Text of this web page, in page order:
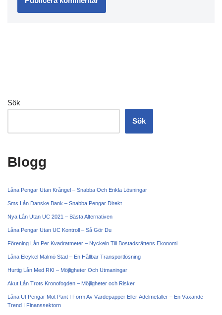
Sök
Sök
Blogg
Låna Pengar Utan Krångel – Snabba Och Enkla Lösningar
Sms Lån Danske Bank – Snabba Pengar Direkt
Nya Lån Utan UC 2021 – Bästa Alternativen
Låna Pengar Utan UC Kontroll – Så Gör Du
Förening Lån Per Kvadratmeter – Nyckeln Till Bostadsrättens Ekonomi
Låna Elcykel Malmö Stad – En Hållbar Transportlösning
Hurtig Lån Med RKI – Möjligheter Och Utmaningar
Akut Lån Trots Kronofogden – Möjligheter och Risker
Låna Ut Pengar Mot Pant I Form Av Värdepapper Eller Ädelmetaller – En Växande
Trend I Finanssektorn